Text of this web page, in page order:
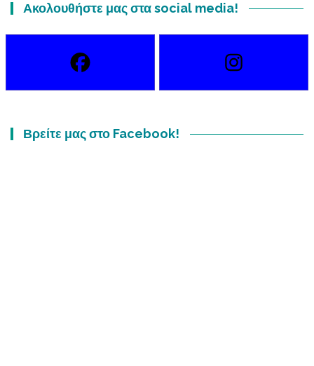
Ακολουθήστε μας στα social media!
Βρείτε μας στο Facebook!